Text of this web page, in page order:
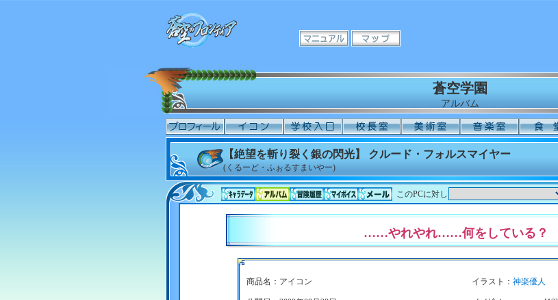
蒼空学園
アルバム
【絶望を斬り裂く銀の閃光】 クルード・フォルスマイヤー
(くるーど・ふぉるすまいやー)
このPCに対し
……やれやれ……何をしている？
商品名：アイコン イラスト： 神楽優人